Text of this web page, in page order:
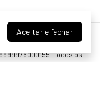
Aceitar e fechar
Todos os